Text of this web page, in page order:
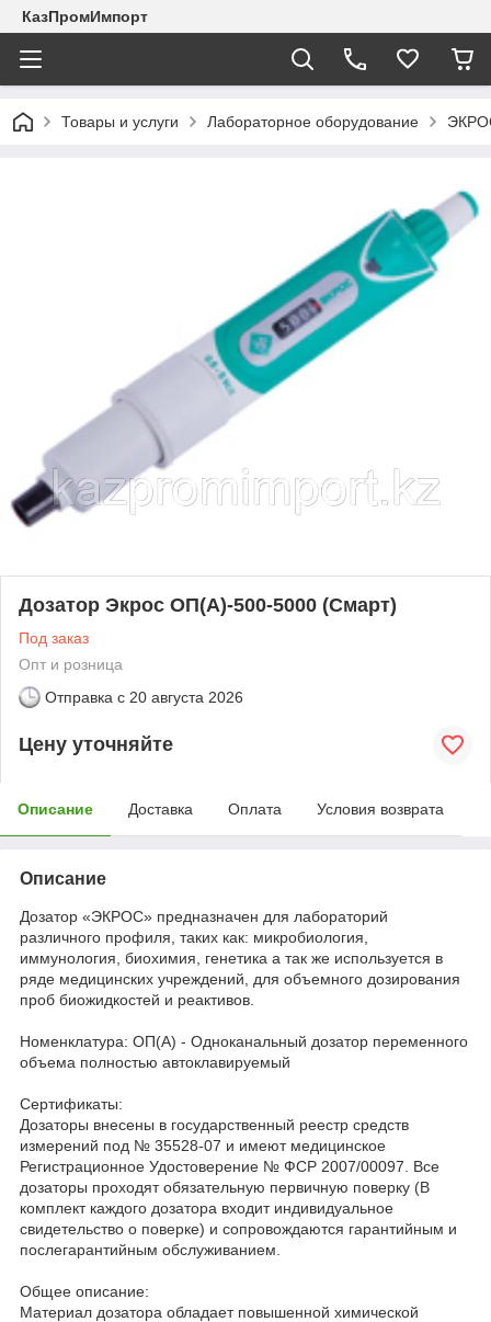
КазПромИмпорт
Товары и услуги Лабораторное оборудование
Дозатор Экрос ОП(А)-500-5000 (Смарт)
Под заказ
Опт и розница
Отправка с 20 августа 2026
Цену уточняйте
Описание Доставка Оплата Условия возврата
Описание
Дозатор «ЭКРОС» предназначен для лабораторий
различного профиля, таких как: микробиология,
иммунология, биохимия, генетика а так же используется в
ряде медицинских учреждений, для объемного дозирования
проб биожидкостей и реактивов.
Номенклатура: ОП(А) - Одноканальный дозатор переменного
объема полностью автоклавируемый
Сертификаты:
Дозаторы внесены в государственный реестр средств
измерений под № 35528-07 и имеют медицинское
Регистрационное Удостоверение № ФСР 2007/00097. Все
дозаторы проходят обязательную первичную поверку (В
комплект каждого дозатора входит индивидуальное
свидетельство о поверке) и сопровождаются гарантийным и
послегарантийным обслуживанием.
Общее описание:
Материал дозатора обладает повышенной химической